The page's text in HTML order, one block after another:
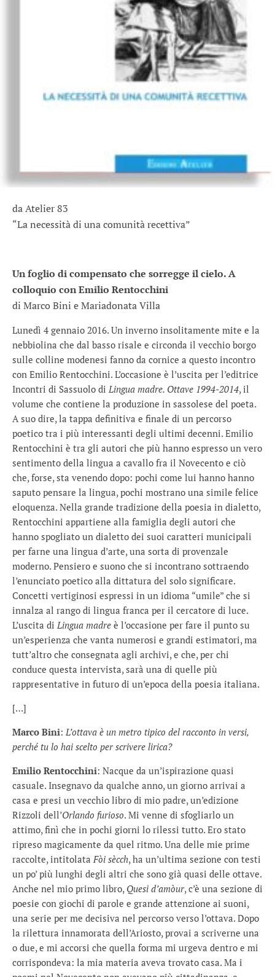
da Atelier 83
“La necessità di una comunità recettiva”
Un foglio di compensato che sorregge il cielo. A
colloquio con Emilio Rentocchini
di Marco Bini e Mariadonata Villa
Lunedì 4 gennaio 2016. Un inverno insolitamente mite e la
nebbiolina che dal basso risale e circonda il vecchio borgo
sulle colline modenesi fanno da cornice a questo incontro
con Emilio Rentocchini. L’occasione è l’uscita per l’editrice
Incontri di Sassuolo di Lingua madre. Ottave 1994-2014, il
volume che contiene la produzione in sassolese del poeta.
A suo dire, la tappa definitiva e finale di un percorso
poetico tra i più interessanti degli ultimi decenni. Emilio
Rentocchini è tra gli autori che più hanno espresso un vero
sentimento della lingua a cavallo fra il Novecento e ciò
che, forse, sta venendo dopo: pochi come lui hanno hanno
saputo pensare la lingua, pochi mostrano una simile felice
eloquenza. Nella grande tradizione della poesia in dialetto,
Rentocchini appartiene alla famiglia degli autori che
hanno spogliato un dialetto dei suoi caratteri municipali
per farne una lingua d’arte, una sorta di provenzale
moderno. Pensiero e suono che si incontrano sottraendo
l’enunciato poetico alla dittatura del solo significare.
Concetti vertiginosi espressi in un idioma “umile” che si
innalza al rango di lingua franca per il cercatore di luce.
L’uscita di Lingua madre è l’occasione per fare il punto su
un’esperienza che vanta numerosi e grandi estimatori, ma
tutt’altro che consegnata agli archivi, e che, per chi
conduce questa intervista, sarà una di quelle più
rappresentative in futuro di un’epoca della poesia italiana.
[…]
Marco Bini: L’ottava è un metro tipico del racconto in versi,
perché tu lo hai scelto per scrivere lirica?
Emilio Rentocchini: Nacque da un’ispirazione quasi
casuale. Insegnavo da qualche anno, un giorno arrivai a
casa e presi un vecchio libro di mio padre, un’edizione
Rizzoli dell’Orlando furioso. Mi venne di sfogliarlo un
attimo, finì che in pochi giorni lo rilessi tutto. Ero stato
ripreso magicamente da quel ritmo. Una delle mie prime
raccolte, intitolataFòi sècch, ha un’ultima sezione con testi
un po’ più lunghi degli altri che sono già quasi delle ottave.
Anche nel mio primo libro, Quesi d’amòur, c’è una sezione di
poesie con giochi di parole e grande attenzione ai suoni,
una serie per me decisiva nel percorso verso l’ottava. Dopo
la rilettura innamorata dell’Ariosto, provai a scriverne una
o due, e mi accorsi che quella forma mi urgeva dentro e mi
corrispondeva: la mia materia aveva trovato casa. Ma i